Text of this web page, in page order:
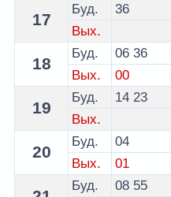
17
Буд.
36
Вых.
18
Буд. 06 36
Вых.
00
19
Буд. 14 23
Вых.
20
Буд.
04
Вых.
01
Буд. 08 55